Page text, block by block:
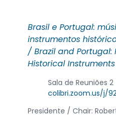
Brasil e Portugal:
instrumentos
/ Brazil and
Historical
Sala de Reuniões 2
colibri.zoom.us/j/
Presidente / Chair: